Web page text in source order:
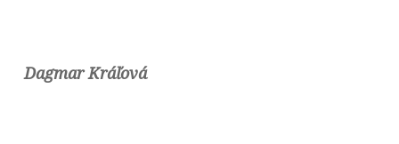
Dagmar Kráľová